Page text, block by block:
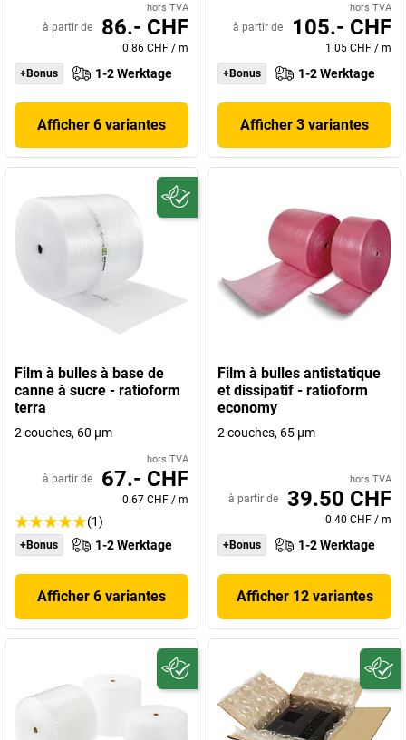
hors TVA
à partir de 86.- CHF
0.86 CHF / m
+Bonus
1-2 Werktage
Afficher 6 variantes
hors TVA
à partir de 105.- CHF
1.05 CHF / m
+Bonus
1-2 Werktage
Afficher 3 variantes
Film à bulles à base de
canne à sucre - ratioform
terra
2 couches, 60 µm
hors TVA
à partir de 67.- CHF
0.67 CHF / m
(1)
+Bonus 1-2 Werktage
Afficher 6 variantes
Film à bulles antistatique
et dissipatif - ratioform
economy
2 couches, 65 µm
hors TVA
à partir de 39.50 CHF
0.40 CHF / m
+Bonus
1-2 Werktage
Afficher 12 variantes